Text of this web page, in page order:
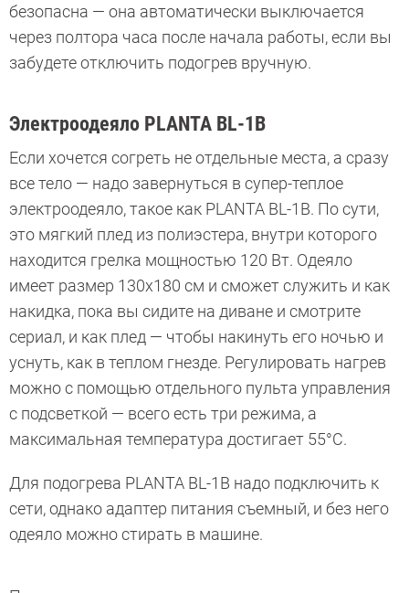
безопасна — она автоматически выключается
через полтора часа после начала работы, если вы
забудете отключить подогрев вручную.
Электроодеяло PLANTA BL-1B
Если хочется согреть не отдельные места, а сразу
все тело — надо завернуться в супер-теплое
электроодеяло, такое как PLANTA BL-1B. По сути,
это мягкий плед из полиэстера, внутри которого
находится грелка мощностью 120 Вт. Одеяло
имеет размер 130х180 см и сможет служить и как
накидка, пока вы сидите на диване и смотрите
сериал, и как плед — чтобы накинуть его ночью и
уснуть, как в теплом гнезде. Регулировать нагрев
можно с помощью отдельного пульта управления
с подсветкой — всего есть три режима, а
максимальная температура достигает 55°С.
Для подогрева PLANTA BL-1B надо подключить к
сети, однако адаптер питания съемный, и без него
одеяло можно стирать в машине.